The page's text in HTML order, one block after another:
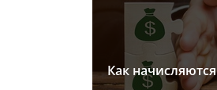
Как